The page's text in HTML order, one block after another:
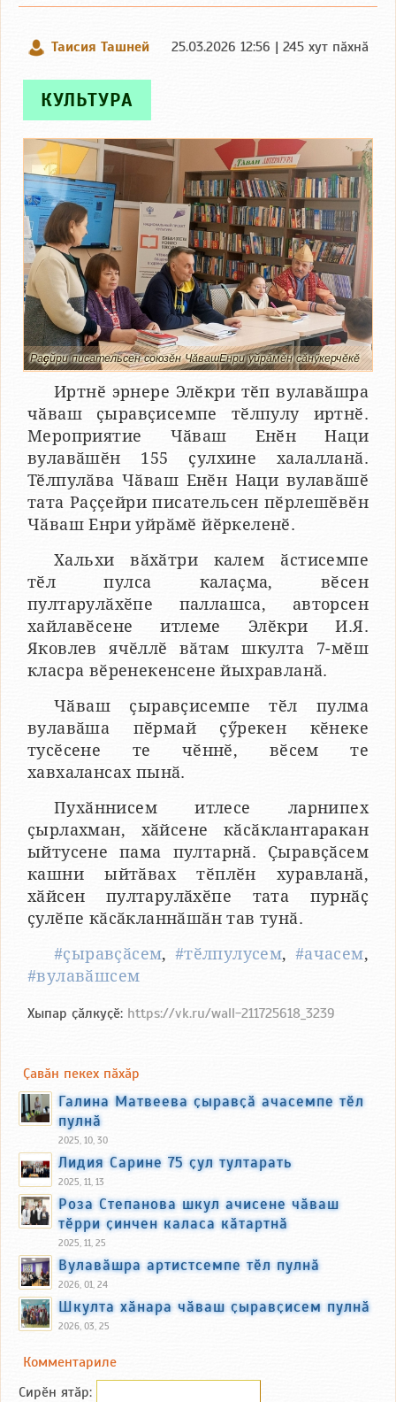
Таисия Ташней 25.03.2026 12:56 | 245 хут пӑхнӑ
КУЛЬТУРА
Раҫҫейри писательсен союзӗн ЧӑвашЕнри уйрӑмӗн сӑнӳкерчӗкӗ
Иртнӗ эрнере Элӗкри тӗп вулавӑшра
чӑваш ҫыравҫисемпе тӗлпулу иртнӗ.
Мероприятие Чӑваш Енӗн Наци
вулавӑшӗн 155 ҫулхине халалланӑ.
Тӗлпулӑва Чӑваш Енӗн Наци вулавӑшӗ
тата Раҫҫейри писательсен пӗрлешӗвӗн
Чӑваш Енри уйрӑмӗ йӗркеленӗ.
Хальхи вӑхӑтри калем ӑстисемпе
тӗл пулса калаҫма, вӗсен
пултарулӑхӗпе паллашса, авторсен
хайлавӗсене итлеме Элӗкри И.Я.
Яковлев ячӗллӗ вӑтам шкулта 7-мӗш
класра вӗренекенсене йыхравланӑ.
Чӑваш ҫыравҫисемпе тӗл пулма
вулавӑша пӗрмай ҫӳрекен кӗнеке
тусӗсене те чӗннӗ, вӗсем те
хавхалансах пынӑ.
Пухӑннисем итлесе ларнипех
ҫырлахман, хӑйсене кӑсӑклантаракан
ыйтусене пама пултарнӑ. Ҫыравҫӑсем
кашни ыйтӑвах тӗплӗн хуравланӑ,
хӑйсен пултарулӑхӗпе тата пурнӑҫ
ҫулӗпе кӑсӑкланнӑшӑн тав тунӑ.
#ҫыравҫӑсем, #тӗлпулусем, #ачасем,
#вулавӑшсем
Хыпар ҫӑлкуҫӗ: https://vk.ru/wall-211725618_3239
Ҫавӑн пекех пӑхӑр
Галина Матвеева ҫыравҫӑ ачасемпе тӗл
пулнӑ
2025, 10, 30
Лидия Сарине 75 ҫул тултарать
2025, 11, 13
Роза Степанова шкул ачисене чӑваш
тӗрри ҫинчен каласа кӑтартнӑ
2025, 11, 25
Вулавӑшра артистсемпе тӗл пулнӑ
2026, 01, 24
Шкулта хӑнара чӑваш ҫыравҫисем пулнӑ
2026, 03, 25
Комментариле
Сирӗн ятӑp: